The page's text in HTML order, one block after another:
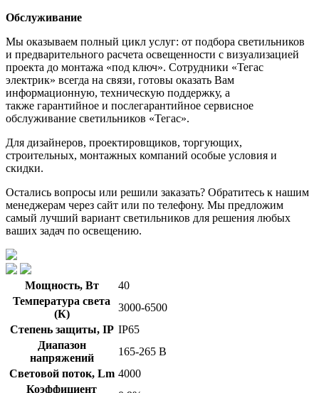
Обслуживание
Мы оказываем полный цикл услуг: от подбора светильников
и предварительного расчета освещенности с визуализацией
проекта до монтажа «под ключ». Сотрудники «Тегас
электрик» всегда на связи, готовы оказать Вам
информационную, техническую поддержку, а
также гарантийное и послегарантийное сервисное
обслуживание светильников «Тегас».
Для дизайнеров, проектировщиков, торгующих,
строительных, монтажных компаний особые условия и
скидки.
Остались вопросы или решили заказать? Обратитесь к нашим
менеджерам через сайт или по телефону. Мы предложим
самый лучший вариант светильников для решения любых
ваших задач по освещению.
Мощность, Вт
40
Температура света
(К)
3000-6500
Степень защиты, IP IP65
Диапазон
напряжений
165-265 В
Световой поток, Lm 4000
Коэффициент